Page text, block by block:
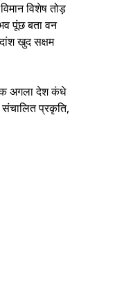
विशेष तोड़
पूंछ बता वन
खुद सक्षम
अगला देश कंधे
प्रकृति,